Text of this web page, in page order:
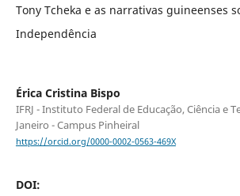
Tony Tcheka e as narrativas guineenses
Independência
Érica Cristina Bispo
IFRJ - Instituto Federal de Educação, Ciência e
Janeiro - Campus Pinheiral
https://orcid.org/0000-0002-0563-469X
DOI: